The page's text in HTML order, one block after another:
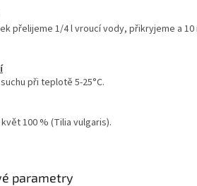
přelijeme 1/4 l vroucí vody, přikryjeme a
při teplotě 5-25°C.
100 % (Tilia vulgaris).
parametry